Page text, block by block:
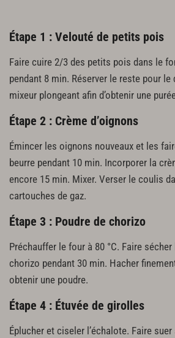
Étape 1 : Velouté de petits pois
Faire cuire 2/3 des petits pois dans le
pendant 8 min. Réserver le reste pour le
mixeur plongeant afin d’obtenir une
Étape 2 : Crème d’oignons
Émincer les oignons nouveaux et les
beurre pendant 10 min. Incorporer la
encore 15 min. Mixer. Verser le coulis
cartouches de gaz.
Étape 3 : Poudre de chorizo
Préchauffer le four à 80 °C. Faire
chorizo pendant 30 min. Hacher
obtenir une poudre.
Étape 4 : Étuvée de girolles
Éplucher et ciseler l’échalote. Faire